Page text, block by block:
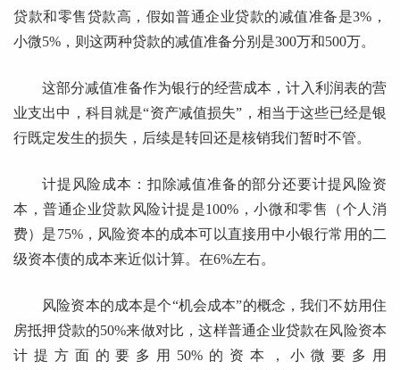
贷款和零售贷款高，假如普通企业贷款的减值准备是3%，
小微5%，则这两种贷款的减值准备分别是300万和500万。
这部分减值准备作为银行的经营成本，计入利润表的营
业支出中，科目就是“资产减值损失”，相当于这些已经是银
行既定发生的损失，后续是转回还是核销我们暂时不管。
计提风险成本：扣除减值准备的部分还要计提风险资
本，普通企业贷款风险计提是100%，小微和零售（个人消
费）是75%，风险资本的成本可以直接用中小银行常用的二
级资本债的成本来近似计算。在6%左右。
风险资本的成本是个“机会成本”的概念，我们不妨用住
房抵押贷款的50%来做对比，这样普通企业贷款在风险资本
计提方面的要多用50%的资本，小微要多用